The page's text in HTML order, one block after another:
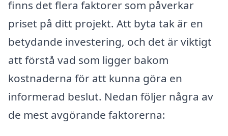
finns det flera faktorer som påverkar
priset på ditt projekt. Att byta tak är en
betydande investering, och det är viktigt
att förstå vad som ligger bakom
kostnaderna för att kunna göra en
informerad beslut. Nedan följer några av
de mest avgörande faktorerna: